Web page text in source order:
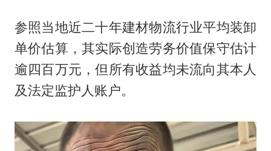
参照当地近二十年建材物流行业平均装卸
单价估算，其实际创造劳务价值保守估计
逾四百万元，但所有收益均未流向其本人
及法定监护人账户。